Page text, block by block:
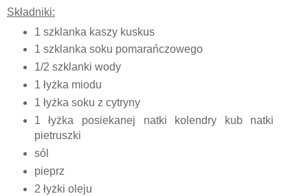
Składniki:
1 szklanka kaszy kuskus
1 szklanka soku pomarańczowego
1/2 szklanki wody
1 łyżka miodu
1 łyżka soku z cytryny
1 łyżka posiekanej natki kolendry kub natki
pietruszki
sól
pieprz
2 łyżki oleju